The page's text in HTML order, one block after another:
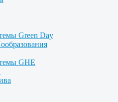
Green Day
GHE